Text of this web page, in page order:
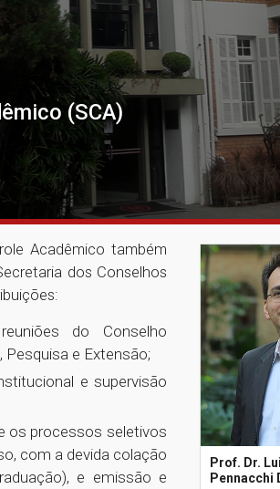
(SCA)
Acadêmico também
dos Conselhos
do Conselho
Pesquisa e Extensão;
e supervisão
os processos seletivos
com a devida colação
e emissão e
Prof. Dr.
Pennacchi